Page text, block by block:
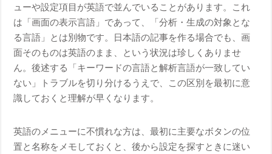
ューや設定項目が英語で並んでいることがあります。これ
は「画面の表示言語」であって、「分析・生成の対象とな
る言語」とは別物です。日本語の記事を作る場合でも、画
面そのものは英語のまま、という状況は珍しくありませ
ん。後述する「キーワードの言語と解析言語が一致してい
ない」トラブルを切り分けるうえで、この区別を最初に意
識しておくと理解が早くなります。
英語のメニューに不慣れな方は、最初に主要なボタンの位
置と名称をメモしておくと、後から設定を探すときに迷い